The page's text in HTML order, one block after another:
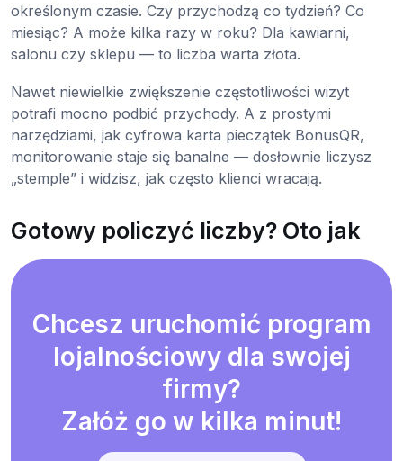
określonym czasie. Czy przychodzą co tydzień? Co
miesiąc? A może kilka razy w roku? Dla kawiarni,
salonu czy sklepu — to liczba warta złota.
Nawet niewielkie zwiększenie częstotliwości wizyt
potrafi mocno podbić przychody. A z prostymi
narzędziami, jak cyfrowa karta pieczątek BonusQR,
monitorowanie staje się banalne — dosłownie liczysz
„stemple” i widzisz, jak często klienci wracają.
Gotowy policzyć liczby? Oto jak
Chcesz uruchomić program
lojalnościowy dla swojej
firmy?
Załóż go w kilka minut!